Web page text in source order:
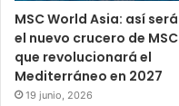
MSC World Asia: así será
el nuevo crucero de MSC
que revolucionará el
Mediterráneo en 2027
19 junio, 2026